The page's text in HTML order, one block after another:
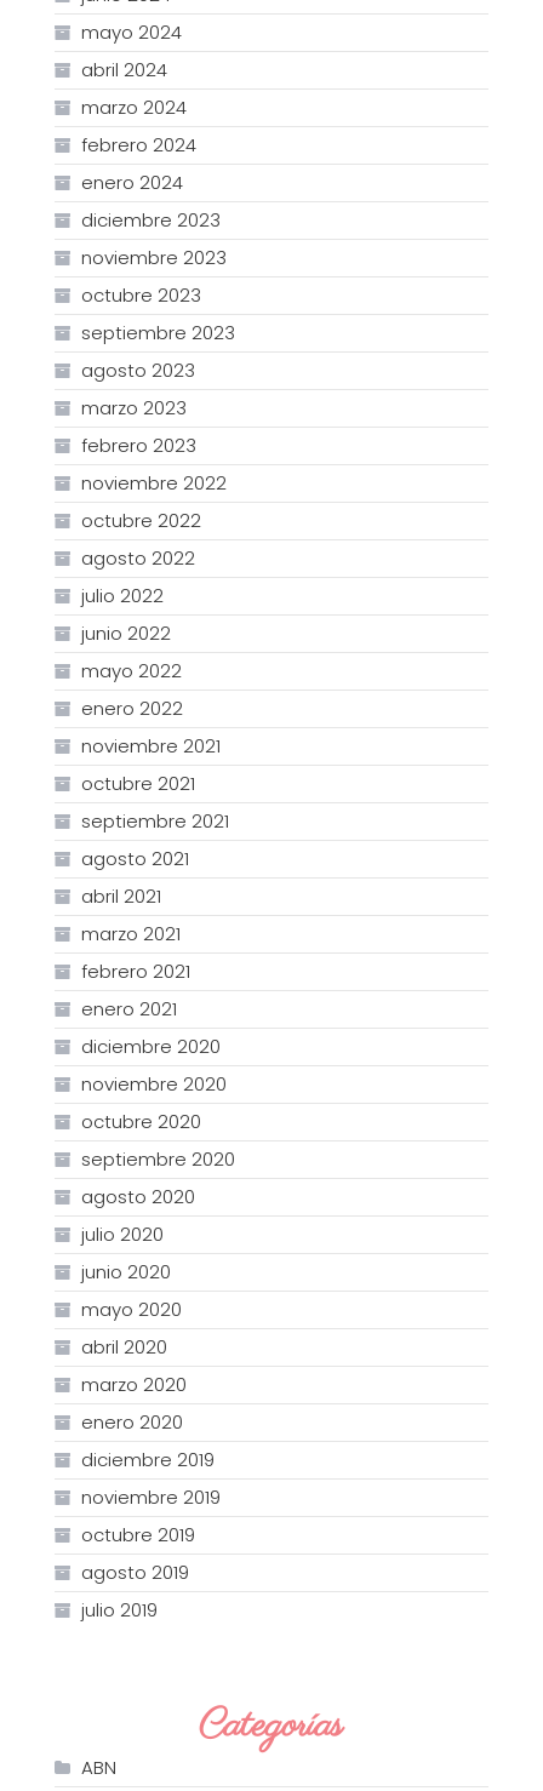
mayo 2024
abril 2024
marzo 2024
febrero 2024
enero 2024
diciembre 2023
noviembre 2023
octubre 2023
septiembre 2023
agosto 2023
marzo 2023
febrero 2023
noviembre 2022
octubre 2022
agosto 2022
julio 2022
junio 2022
mayo 2022
enero 2022
noviembre 2021
octubre 2021
septiembre 2021
agosto 2021
abril 2021
marzo 2021
febrero 2021
enero 2021
diciembre 2020
noviembre 2020
octubre 2020
septiembre 2020
agosto 2020
julio 2020
junio 2020
mayo 2020
abril 2020
marzo 2020
enero 2020
diciembre 2019
noviembre 2019
octubre 2019
agosto 2019
julio 2019
Categorías
ABN